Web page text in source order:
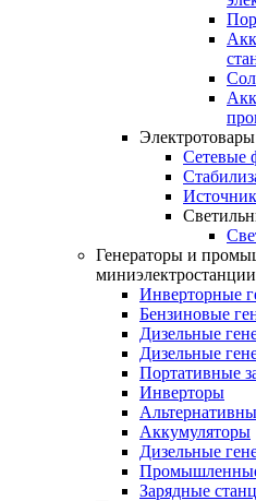
Сетевые
Генераторы и
миниэлектростанции
Инверторные
Бензиновые
Дизельные
Дизельные
Портативные
Инверторы
Аккумуляторы
Дизельные
Зарядные